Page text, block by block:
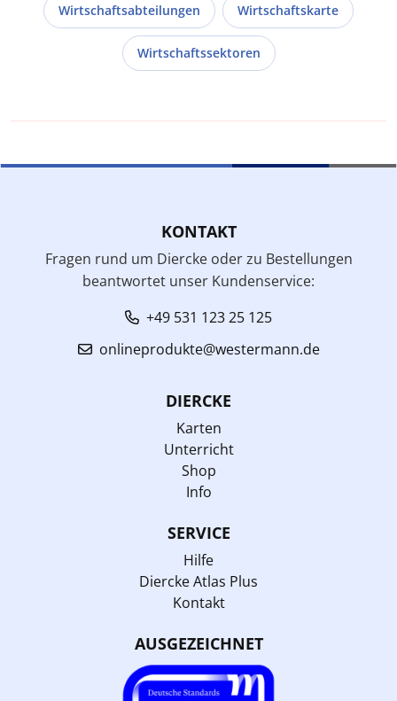
Wirtschaftsabteilungen Wirtschaftskarte
Wirtschaftssektoren
KONTAKT
Fragen rund um Diercke oder zu Bestellungen
beantwortet unser Kundenservice:
+49 531 123 25 125
onlineprodukte@westermann.de
DIERCKE
Karten
Unterricht
Shop
Info
SERVICE
Hilfe
Diercke Atlas Plus
Kontakt
AUSGEZEICHNET